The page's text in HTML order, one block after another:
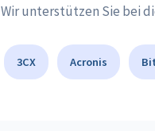
Wir unterstützen Sie bei
3CX Acronis